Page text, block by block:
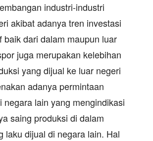
industri-industri
akibat adanya tren investasi
baik dari dalam maupun luar
juga merupakan kelebihan
yang dijual ke luar negeri
adanya permintaan
negara lain yang mengindikasi
saing produksi di dalam
laku dijual di negara lain. Hal